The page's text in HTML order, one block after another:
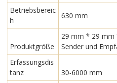
Betriebsbereic
h
630 mm
Produktgröße
29 mm * 29 mm
Sender und
Erfassungsdis
tanz
30-6000 mm